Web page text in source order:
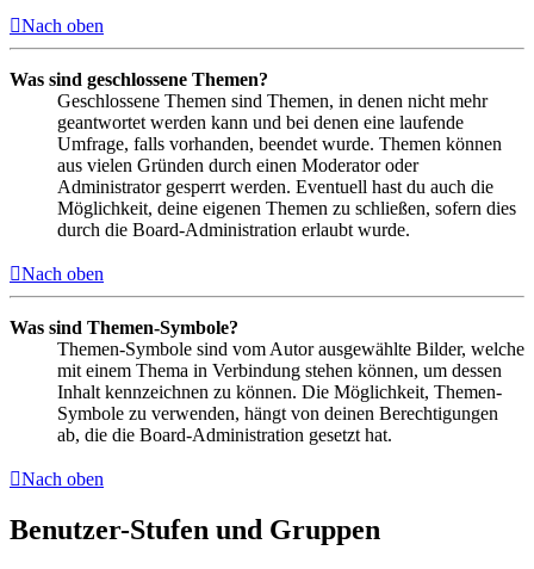
Nach oben
Was sind geschlossene Themen?
Geschlossene Themen sind Themen, in denen nicht mehr
geantwortet werden kann und bei denen eine laufende
Umfrage, falls vorhanden, beendet wurde. Themen können
aus vielen Gründen durch einen Moderator oder
Administrator gesperrt werden. Eventuell hast du auch die
Möglichkeit, deine eigenen Themen zu schließen, sofern dies
durch die Board-Administration erlaubt wurde.
Nach oben
Was sind Themen-Symbole?
Themen-Symbole sind vom Autor ausgewählte Bilder, welche
mit einem Thema in Verbindung stehen können, um dessen
Inhalt kennzeichnen zu können. Die Möglichkeit, Themen-
Symbole zu verwenden, hängt von deinen Berechtigungen
ab, die die Board-Administration gesetzt hat.
Nach oben
Benutzer-Stufen und Gruppen